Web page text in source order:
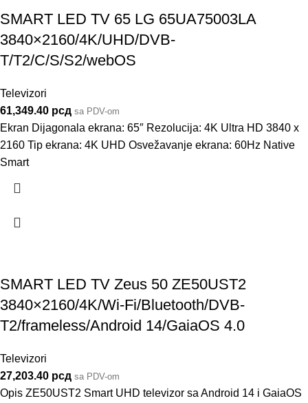
SMART LED TV 65 LG 65UA75003LA
3840×2160/4K/UHD/DVB-
T/T2/C/S/S2/webOS
Televizori
61,349.40 рсд sa PDV-om
Ekran Dijagonala ekrana: 65″ Rezolucija: 4K Ultra HD 3840 x
2160 Tip ekrana: 4K UHD Osvežavanje ekrana: 60Hz Native
Smart
SMART LED TV Zeus 50 ZE50UST2
3840×2160/4K/Wi-Fi/Bluetooth/DVB-
T2/frameless/Android 14/GaiaOS 4.0
Televizori
27,203.40 рсд sa PDV-om
Opis ZE50UST2 Smart UHD televizor sa Android 14 i GaiaOS